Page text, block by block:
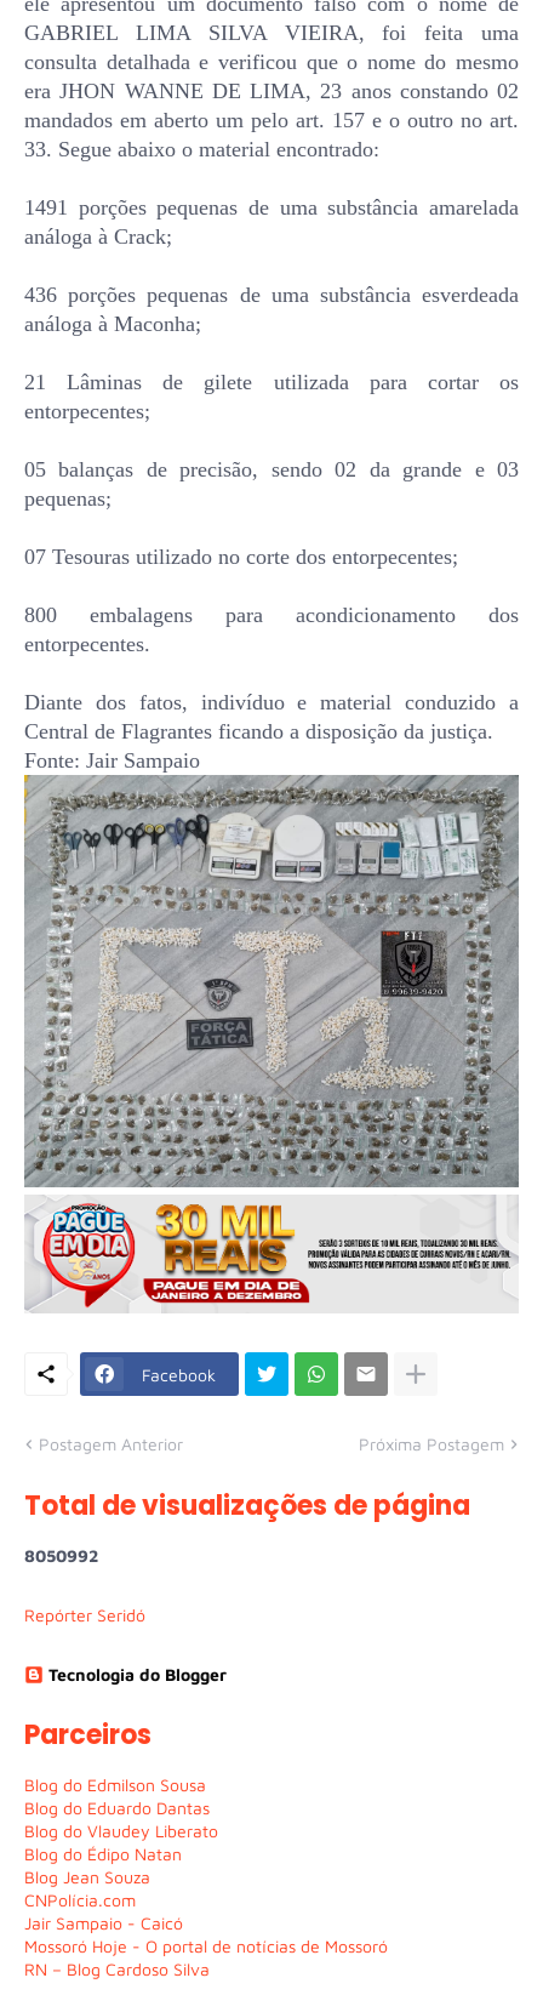
GABRIEL LIMA SILVA VIEIRA, foi feita uma
consulta detalhada e verificou que o nome do mesmo
era JHON WANNE DE LIMA, 23 anos constando 02
mandados em aberto um pelo art. 157 e o outro no art.
33. Segue abaixo o material encontrado:
1491 porções pequenas de uma substância amarelada
análoga à Crack;
436 porções pequenas de uma substância esverdeada
análoga à Maconha;
21 Lâminas de gilete utilizada para cortar os
entorpecentes;
05 balanças de precisão, sendo 02 da grande e 03
pequenas;
07 Tesouras utilizado no corte dos entorpecentes;
800 embalagens para acondicionamento dos
entorpecentes.
Diante dos fatos, indivíduo e material conduzido a
Central de Flagrantes ficando a disposição da justiça.
Fonte: Jair Sampaio
Facebook
Postagem Anterior Próxima Postagem
Total de visualizações de página
8050992
Repórter Seridó
Tecnologia do Blogger
Parceiros
Blog do Edmilson Sousa
Blog do Eduardo Dantas
Blog do Vlaudey Liberato
Blog do Édipo Natan
Blog Jean Souza
CNPolícia.com
Jair Sampaio - Caicó
Mossoró Hoje - O portal de notícias de Mossoró
RN – Blog Cardoso Silva